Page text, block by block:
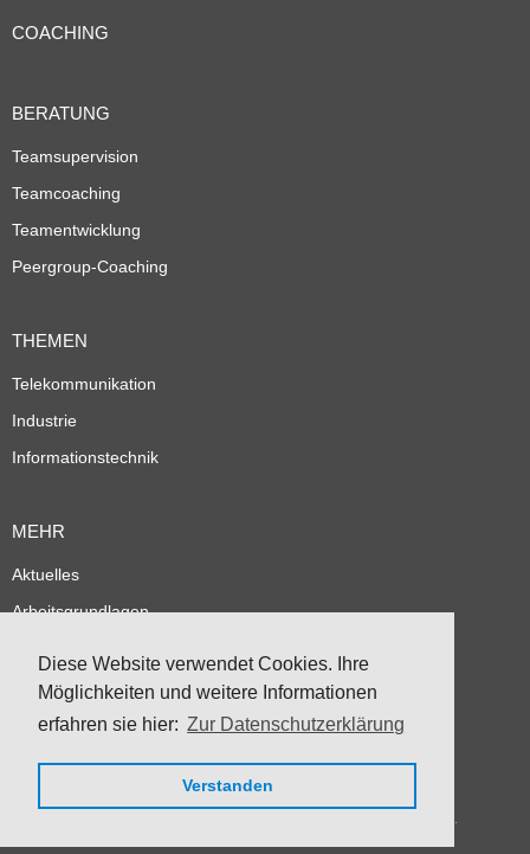
Diese Website verwendet Cookies. Ihre
Möglichkeiten und weitere Informationen
erfahren sie hier: Zur Datenschutzerklärung
Verstanden
COACHING
BERATUNG
Teamsupervision
Teamcoaching
Teamentwicklung
Peergroup-Coaching
THEMEN
Telekommunikation
Industrie
Informationstechnik
MEHR
Aktuelles
Arbeitsgrundlagen
Partner
Über mich